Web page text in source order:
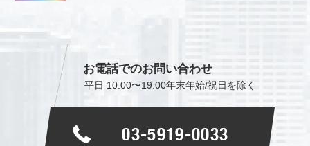
お電話でのお問い合わせ
平日 10:00〜19:00年末年始/祝日を除く
03-5919-0033